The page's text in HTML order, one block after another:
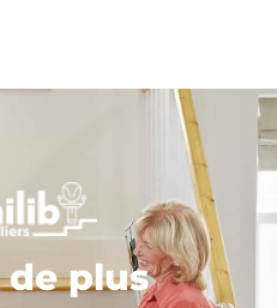
de plus